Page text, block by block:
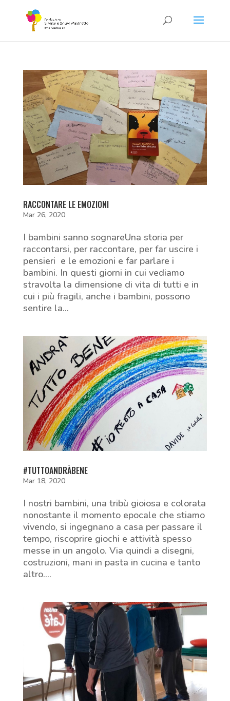
RACCONTARE LE EMOZIONI
Mar 26, 2020
I bambini sanno sognareUna storia per
raccontarsi, per raccontare, per far uscire i
pensieri e le emozioni e far parlare i
bambini. In questi giorni in cui vediamo
stravolta la dimensione di vita di tutti e in
cui i più fragili, anche i bambini, possono
sentire la...
#TUTTOANDRÀBENE
Mar 18, 2020
I nostri bambini, una tribù gioiosa e colorata
nonostante il momento epocale che stiamo
vivendo, si ingegnano a casa per passare il
tempo, riscoprire giochi e attività spesso
messe in un angolo. Via quindi a disegni,
costruzioni, mani in pasta in cucina e tanto
altro....